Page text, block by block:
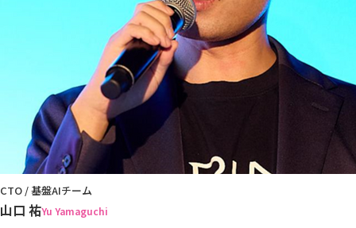
CTO / 基盤AIチーム
山口 祐Yu Yamaguchi